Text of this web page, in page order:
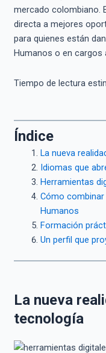
mercado colombiano.
directa a mejores
para quienes están
Humanos o en cargos
Tiempo de lectura
Índice
La nueva
Idiomas que
Herramientas
Cómo
Humanos
Formación
Un perfil que
La nueva
tecnología